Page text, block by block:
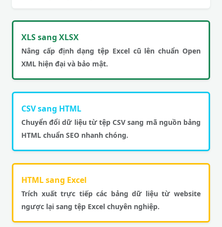
XLS sang XLSX
Nâng cấp định dạng tệp Excel cũ lên chuẩn Open
XML hiện đại và bảo mật.
CSV sang HTML
Chuyển đổi dữ liệu từ tệp CSV sang mã nguồn bảng
HTML chuẩn SEO nhanh chóng.
HTML sang Excel
Trích xuất trực tiếp các bảng dữ liệu từ website
ngược lại sang tệp Excel chuyên nghiệp.